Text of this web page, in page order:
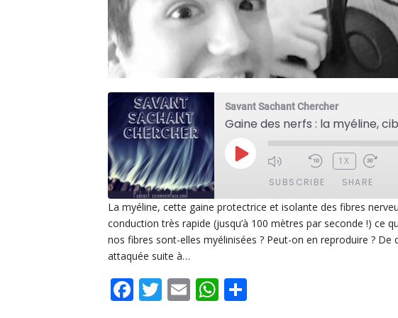
Savant Sachant Chercher
PLAY
1X
SUBSCRIBE SHARE
Apple Podcasts Deezer
Podcast Addict
RSS FEED
SHARE
LINK
EMBED
La myéline, cette gaine protectrice et isolante des fibres
conduction très rapide (jusqu’à 100 mètres par seconde !) ce
nos fibres sont-elles myélinisées ? Peut-on en reproduire ? De
attaquée suite à…
Facebook
Twitter
EmailWhatsApp